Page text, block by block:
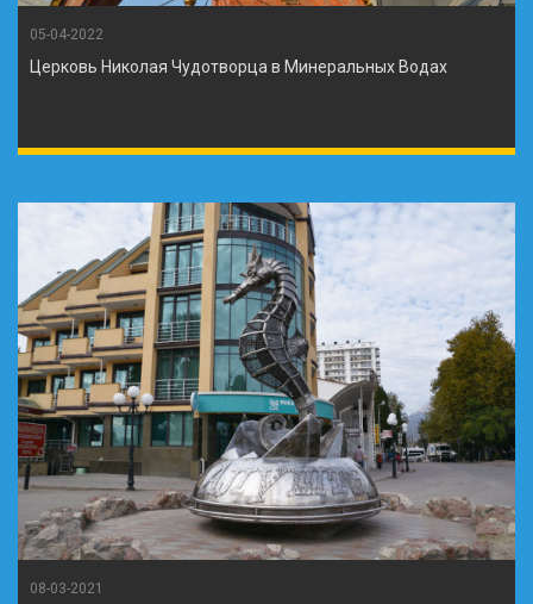
05-04-2022
Церковь Николая Чудотворца в Минеральных Водах
08-03-2021